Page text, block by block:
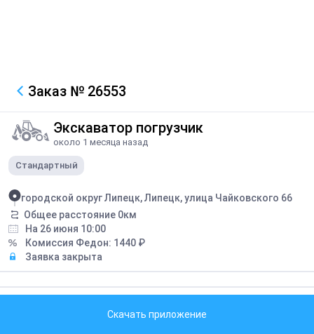
Заказ № 26553
Экскаватор погрузчик
около 1 месяца назад
Стандартный
городской округ Липецк, Липецк, улица Чайковского 66
Общее расстояние 0км
На 26 июня 10:00
Комиссия Федон: 1440 ₽
Заявка закрыта
Наличная
Скачать приложение